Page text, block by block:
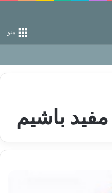
منو
از راه خداست‌!
باشیم